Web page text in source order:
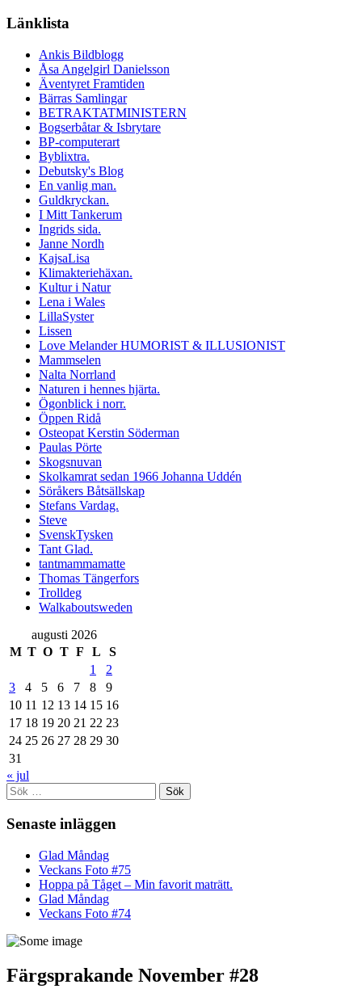
Länklista
Ankis Bildblogg
Åsa Angelgirl Danielsson
Äventyret Framtiden
Bärras Samlingar
BETRAKTATMINISTERN
Bogserbåtar & Isbrytare
BP-computerart
Byblixtra.
Debutsky's Blog
En vanlig man.
Guldkryckan.
I Mitt Tankerum
Ingrids sida.
Janne Nordh
KajsaLisa
Klimakteriehäxan.
Kultur i Natur
Lena i Wales
LillaSyster
Lissen
Love Melander HUMORIST & ILLUSIONIST
Mammselen
Nalta Norrland
Naturen i hennes hjärta.
Ögonblick i norr.
Öppen Ridå
Osteopat Kerstin Söderman
Paulas Pörte
Skogsnuvan
Skolkamrat sedan 1966 Johanna Uddén
Söråkers Båtsällskap
Stefans Vardag.
Steve
SvenskTysken
Tant Glad.
tantmammamatte
Thomas Tängerfors
Trolldeg
Walkaboutsweden
augusti 2026
M T O T F L
S
1
2
3
4 5 6 7 8
9
10 11 12 13 14 15 16
17 18 19 20 21 22 23
24 25 26 27 28 29 30
31
« jul
Sök
efter:
Senaste inläggen
Glad Måndag
Veckans Foto #75
Hoppa på Tåget – Min favorit maträtt.
Glad Måndag
Veckans Foto #74
Färgsprakande November #28